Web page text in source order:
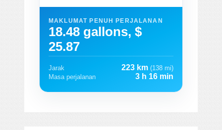
MAKLUMAT PENUH PERJALANAN
18.48 gallons, $
25.87
Jarak 223 km (138 mi)
Masa perjalanan
3 h 16 min